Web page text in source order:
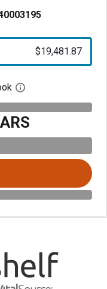
$19,481.87
Abre el cuadro de